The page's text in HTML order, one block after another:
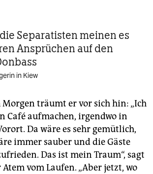
Separatisten meinen es
Ansprüchen auf den
in Kiew
Morgen träumt er vor sich hin: „Ich
Café aufmachen, irgendwo in
Da wäre es sehr gemütlich,
immer sauber und die Gäste
Das ist mein Traum“, sagt
vom Laufen. „Aber jetzt, wo